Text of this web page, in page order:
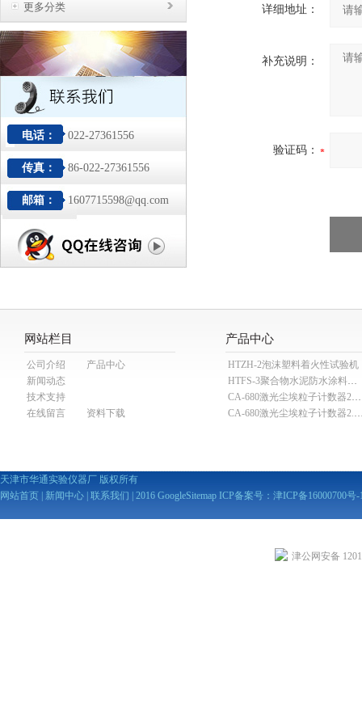
更多分类
电话： 022-27361556
传真： 86-022-27361556
邮箱： 1607715598@qq.com
详细地址：
补充说明：
验证码：
网站栏目
公司介绍
产品中心
新闻动态
技术支持
在线留言
资料下载
产品中心
HTZH-2泡沫塑料着火性试验机
HTFS-3聚合物水泥防水涂料分散机
CA-680激光尘埃粒子计数器28.3L
CA-680激光尘埃粒子
天津市华通实验仪器厂 版权所有
网站首页
新闻中心 联系我们 | 2016 GoogleSitemap ICP备案号： 津ICP备16000700号-
津公网安备